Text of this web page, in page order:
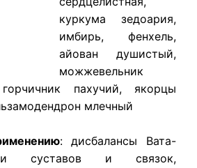
куркума зедоария,
имбирь, фенхель,
айован душистый,
можжевельник
пахучий, якорцы
млечный
: дисбалансы Вата-
суставов и связок,